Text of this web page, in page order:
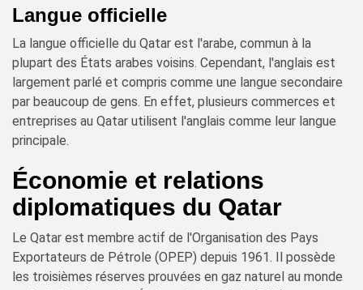
Langue officielle
La langue officielle du Qatar est l'arabe, commun à la
plupart des États arabes voisins. Cependant, l'anglais est
largement parlé et compris comme une langue secondaire
par beaucoup de gens. En effet, plusieurs commerces et
entreprises au Qatar utilisent l'anglais comme leur langue
principale.
Économie et relations
diplomatiques du Qatar
Le Qatar est membre actif de l'Organisation des Pays
Exportateurs de Pétrole (OPEP) depuis 1961. Il possède
les troisièmes réserves prouvées en gaz naturel au monde